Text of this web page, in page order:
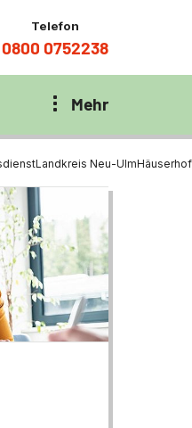
Telefon
0800 0752238
Mehr
Landkreis Neu-UlmHäuserhof